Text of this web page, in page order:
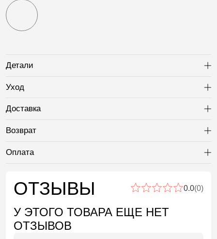
Детали
Уход
Доставка
Возврат
Оплата
ОТЗЫВЫ 0.0(0)
У ЭТОГО ТОВАРА ЕЩЕ НЕТ
ОТЗЫВОВ